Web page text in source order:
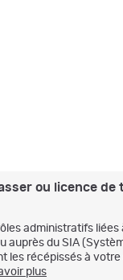
ou licence
administratifs
du SIA
les récépissés à votre
plus